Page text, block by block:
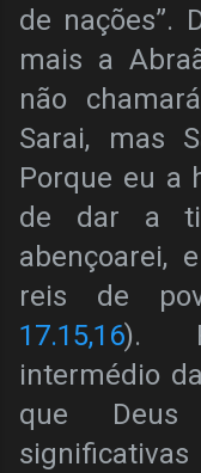
de nações”.
mais a
não
Sarai, mas
Porque eu a
de dar a
abençoarei,
reis de
17.15,16).
intermédio
que Deus